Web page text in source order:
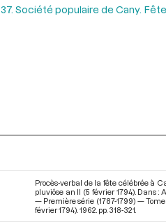
37. Société populaire de Cany.
Procès-verbal de la fête célébrée à
pluviôse an II (5 février 1794). Dans
— Première série (1787-1799) —
février 1794) . 1962. pp. 318-321.